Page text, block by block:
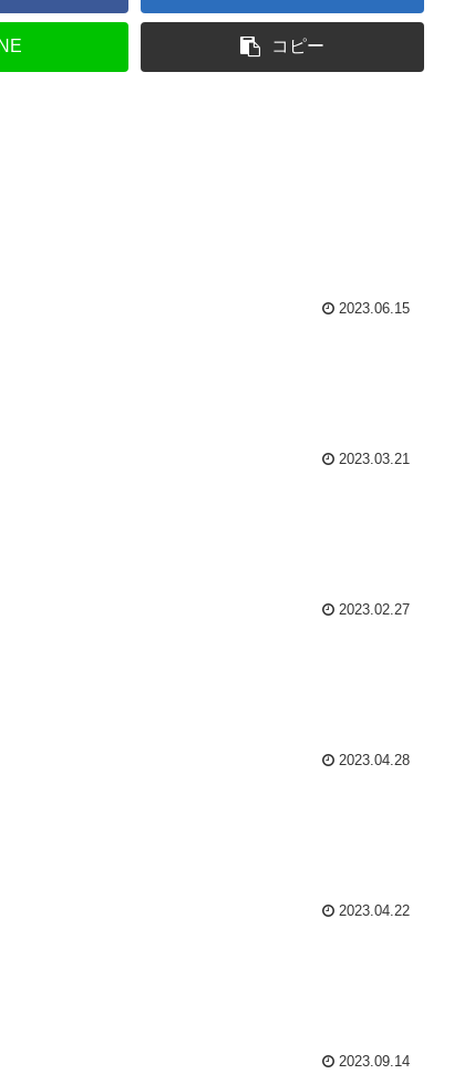
コピー
2023.06.15
2023.03.21
2023.02.27
2023.04.28
2023.04.22
2023.09.14